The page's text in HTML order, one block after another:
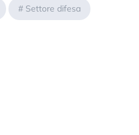
# Settore difesa